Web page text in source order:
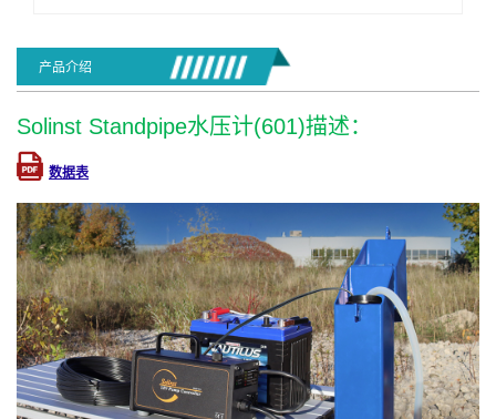
产品介绍
Solinst Standpipe水压计(601)描述：
数据表